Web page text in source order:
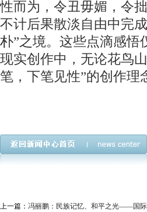
性而为，令丑毋媚，令
不计后果散淡自由中完
朴”之境。这些点滴感
现实创作中，无论花鸟
笔，下笔见性”的创作理
上一篇： 冯丽鹏：民族记忆、和平之光——国